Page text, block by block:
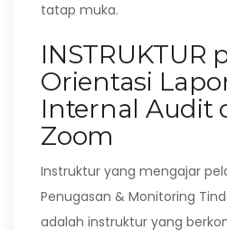
tatap muka.
INSTRUKTUR
Orientasi
Internal Audit
Zoom
Instruktur yang mengajar
Penugasan & Monitoring
adalah instruktur yang